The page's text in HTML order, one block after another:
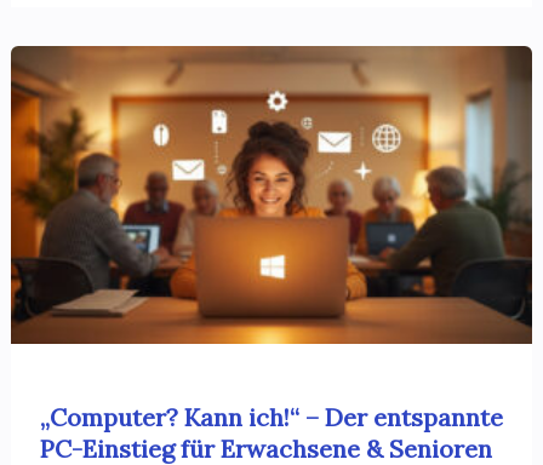
„Computer? Kann ich!“ – Der entspannte
PC-Einstieg für Erwachsene & Senioren